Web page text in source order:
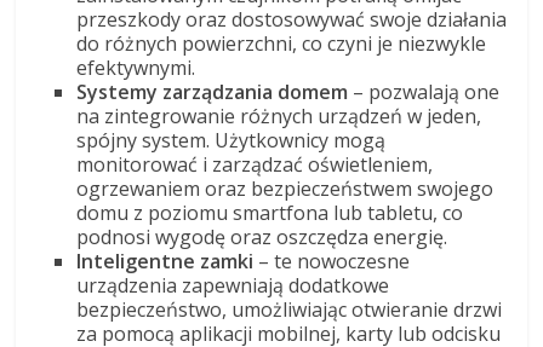
przeszkody oraz dostosowywać swoje działania
do różnych powierzchni, co czyni je niezwykle
efektywnymi.
Systemy zarządzania domem – pozwalają one
na zintegrowanie różnych urządzeń w jeden,
spójny system. Użytkownicy mogą
monitorować i zarządzać oświetleniem,
ogrzewaniem oraz bezpieczeństwem swojego
domu z poziomu smartfona lub tabletu, co
podnosi wygodę oraz oszczędza energię.
Inteligentne zamki – te nowoczesne
urządzenia zapewniają dodatkowe
bezpieczeństwo, umożliwiając otwieranie drzwi
za pomocą aplikacji mobilnej, karty lub odcisku